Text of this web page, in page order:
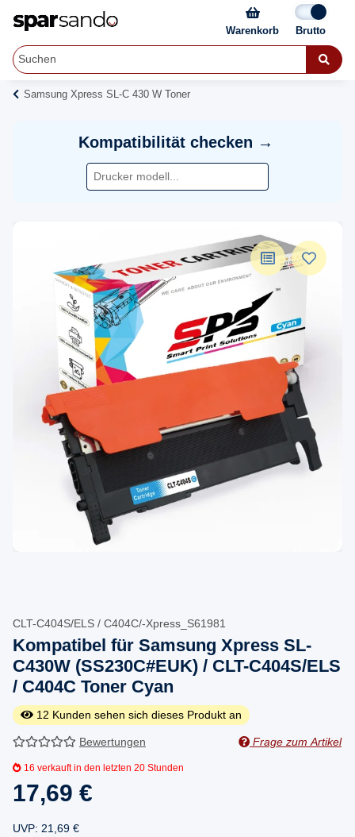
Warenkorb
Samsung Xpress SL-C 430 W Toner
Kompatibilität checken →
CLT-C404S/ELS / C404C/-Xpress_S61981
Kompatibel für Samsung Xpress SL-
C430W (SS230C#EUK) / CLT-C404S/ELS
/ C404C Toner Cyan
12 Kunden sehen sich dieses Produkt an
Bewertungen Frage zum Artikel
16 verkauft in den letzten 20 Stunden
17,69 €
UVP: 21,69 €